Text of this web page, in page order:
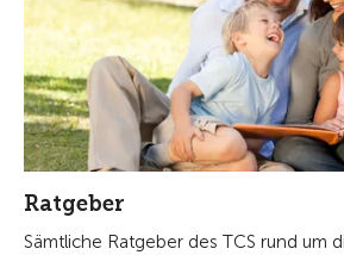
Ratgeber
Sämtliche Ratgeber des TCS rund um